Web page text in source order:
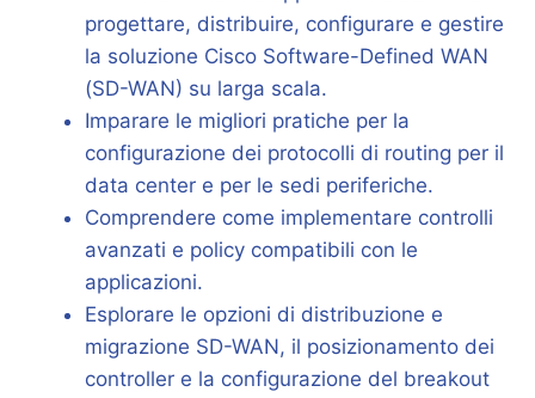
progettare, distribuire, configurare e gestire
la soluzione Cisco Software-Defined WAN
(SD-WAN) su larga scala.
Imparare le migliori pratiche per la
configurazione dei protocolli di routing per il
data center e per le sedi periferiche.
Comprendere come implementare controlli
avanzati e policy compatibili con le
applicazioni.
Esplorare le opzioni di distribuzione e
migrazione SD-WAN, il posizionamento dei
controller e la configurazione del breakout